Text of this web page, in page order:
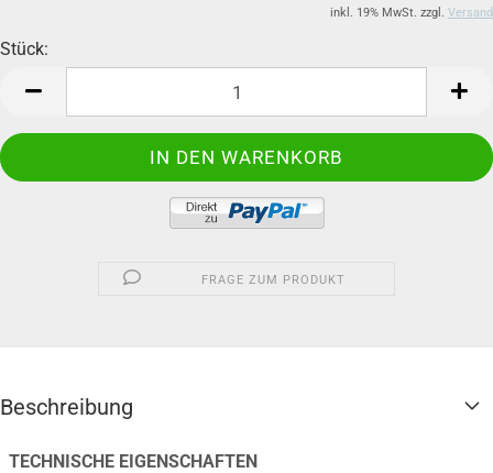
inkl. 19% MwSt. zzgl. Versand
Stück:
FRAGE ZUM PRODUKT
Beschreibung
TECHNISCHE EIGENSCHAFTEN